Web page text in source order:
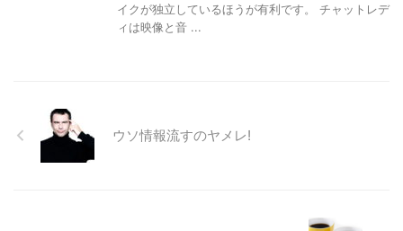
イクが独立しているほうが有利です。 チャットレデ
ィは映像と音 ...
ウソ情報流すのヤメレ!